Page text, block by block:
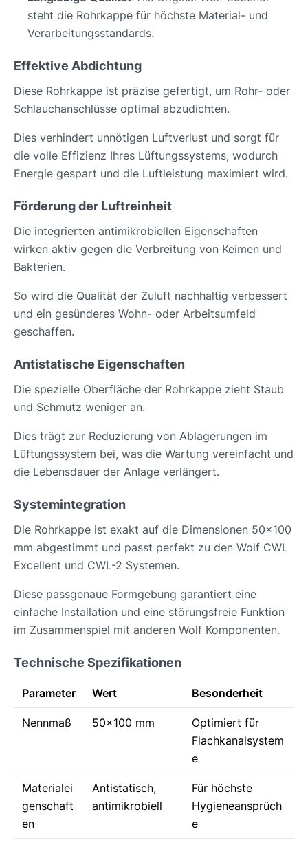
steht die Rohrkappe für höchste Material- und
Verarbeitungsstandards.
Effektive Abdichtung
Diese Rohrkappe ist präzise gefertigt, um Rohr- oder
Schlauchanschlüsse optimal abzudichten.
Dies verhindert unnötigen Luftverlust und sorgt für
die volle Effizienz Ihres Lüftungssystems, wodurch
Energie gespart und die Luftleistung maximiert wird.
Förderung der Luftreinheit
Die integrierten antimikrobiellen Eigenschaften
wirken aktiv gegen die Verbreitung von Keimen und
Bakterien.
So wird die Qualität der Zuluft nachhaltig verbessert
und ein gesünderes Wohn- oder Arbeitsumfeld
geschaffen.
Antistatische Eigenschaften
Die spezielle Oberfläche der Rohrkappe zieht Staub
und Schmutz weniger an.
Dies trägt zur Reduzierung von Ablagerungen im
Lüftungssystem bei, was die Wartung vereinfacht und
die Lebensdauer der Anlage verlängert.
Systemintegration
Die Rohrkappe ist exakt auf die Dimensionen 50x100
mm abgestimmt und passt perfekt zu den Wolf CWL
Excellent und CWL-2 Systemen.
Diese passgenaue Formgebung garantiert eine
einfache Installation und eine störungsfreie Funktion
im Zusammenspiel mit anderen Wolf Komponenten.
Technische Spezifikationen
Parameter Wert Besonderheit
Nennmaß 50x100 mm
Optimiert für
Flachkanalsystem
e
Materialei
genschaft
en
Antistatisch,
antimikrobiell
Für höchste
Hygieneansprüch
e